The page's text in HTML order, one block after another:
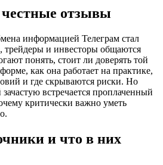
отзывы
информацией Телеграм стал
трейдеры и инвесторы общаются
понять, стоит ли доверять той
как она работает на практике,
и где скрываются риски. Но
встречается проплаченный
критически важно уметь
и что в них